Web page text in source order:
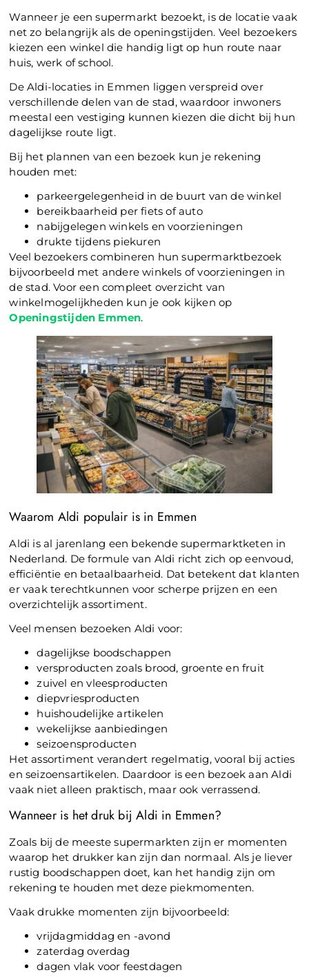
Wanneer je een supermarkt bezoekt, is de locatie vaak
net zo belangrijk als de openingstijden. Veel bezoekers
kiezen een winkel die handig ligt op hun route naar
huis, werk of school.
De Aldi-locaties in Emmen liggen verspreid over
verschillende delen van de stad, waardoor inwoners
meestal een vestiging kunnen kiezen die dicht bij hun
dagelijkse route ligt.
Bij het plannen van een bezoek kun je rekening
houden met:
parkeergelegenheid in de buurt van de winkel
bereikbaarheid per fiets of auto
nabijgelegen winkels en voorzieningen
drukte tijdens piekuren
Veel bezoekers combineren hun supermarktbezoek
bijvoorbeeld met andere winkels of voorzieningen in
de stad. Voor een compleet overzicht van
winkelmogelijkheden kun je ook kijken op
Openingstijden Emmen.
Waarom Aldi populair is in Emmen
Aldi is al jarenlang een bekende supermarktketen in
Nederland. De formule van Aldi richt zich op eenvoud,
efficiëntie en betaalbaarheid. Dat betekent dat klanten
er vaak terechtkunnen voor scherpe prijzen en een
overzichtelijk assortiment.
Veel mensen bezoeken Aldi voor:
dagelijkse boodschappen
versproducten zoals brood, groente en fruit
zuivel en vleesproducten
diepvriesproducten
huishoudelijke artikelen
wekelijkse aanbiedingen
seizoensproducten
Het assortiment verandert regelmatig, vooral bij acties
en seizoensartikelen. Daardoor is een bezoek aan Aldi
vaak niet alleen praktisch, maar ook verrassend.
Wanneer is het druk bij Aldi in Emmen?
Zoals bij de meeste supermarkten zijn er momenten
waarop het drukker kan zijn dan normaal. Als je liever
rustig boodschappen doet, kan het handig zijn om
rekening te houden met deze piekmomenten.
Vaak drukke momenten zijn bijvoorbeeld:
vrijdagmiddag en -avond
zaterdag overdag
dagen vlak voor feestdagen